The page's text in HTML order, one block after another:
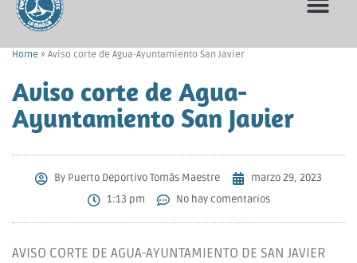
Home » Aviso corte de Agua-Ayuntamiento San Javier
Aviso corte de Agua-
Ayuntamiento San Javier
By Puerto Deportivo Tomás Maestre
marzo 29, 2023
1:13 pm
No hay comentarios
AVISO CORTE DE AGUA-AYUNTAMIENTO DE SAN JAVIER